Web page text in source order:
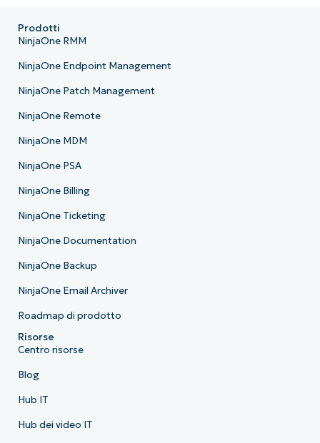
Prodotti
NinjaOne RMM
NinjaOne Endpoint Management
NinjaOne Patch Management
NinjaOne Remote
NinjaOne MDM
NinjaOne PSA
NinjaOne Billing
NinjaOne Ticketing
NinjaOne Documentation
NinjaOne Backup
NinjaOne Email Archiver
Roadmap di prodotto
Risorse
Centro risorse
Blog
Hub IT
Hub dei video IT